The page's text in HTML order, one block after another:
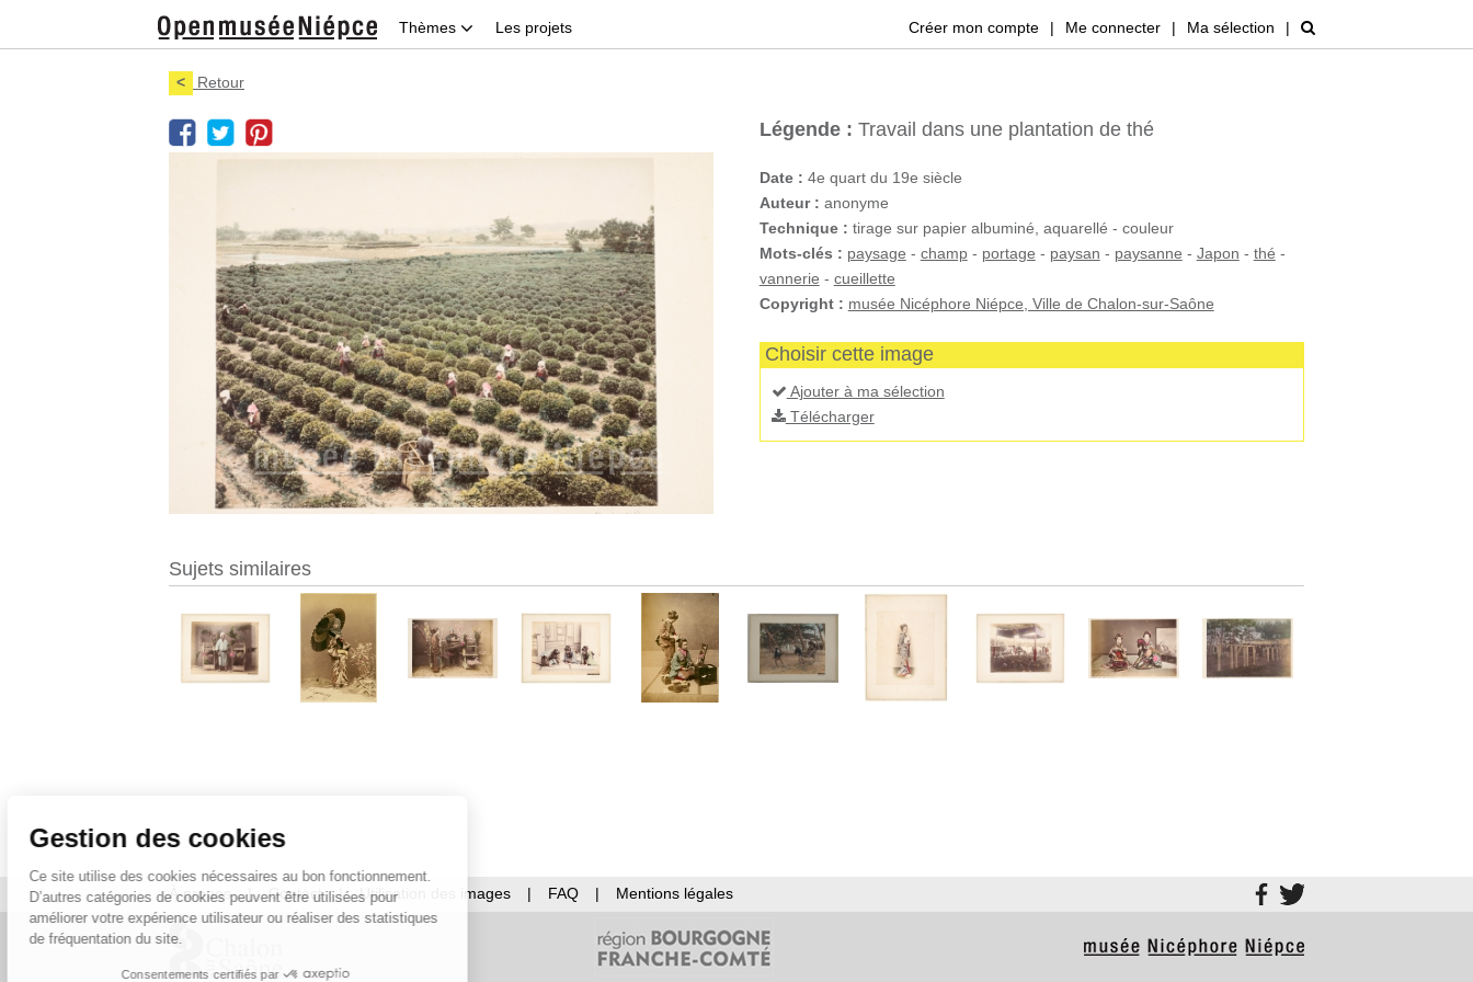
Thèmes Les projets Créer mon compte | Me connecter | Ma sélection |
< Retour
Légende : Travail dans une plantation de thé
Date : 4e quart du 19e siècle
Auteur : anonyme
Technique : tirage sur papier albuminé, aquarellé - couleur
Mots-clés : paysage - champ- portage - paysan - paysanne - Japon - thé -
vannerie - cueillette
Copyright : musée Nicéphore Niépce, Ville de Chalon-sur-Saône
Choisir cette image
Ajouter à ma sélection
Télécharger
Sujets similaires
À propos | Contact | Utilisation des images | FAQ | Mentions légales
Gestion des cookies
Ce site utilise des cookies nécessaires au bon fonctionnement.
D’autres catégories de cookies peuvent être utilisées pour
améliorer votre expérience utilisateur ou réaliser des statistiques
de fréquentation du site.
Consentements certifiés par